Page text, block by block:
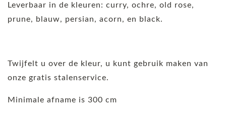
Leverbaar in de kleuren: curry, ochre, old rose,
prune, blauw, persian, acorn, en black.
Twijfelt u over de kleur, u kunt gebruik maken van
onze gratis stalenservice.
Minimale afname is 300 cm